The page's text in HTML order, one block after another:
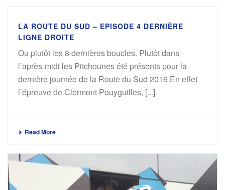
LA ROUTE DU SUD – EPISODE 4 DERNIÈRE
LIGNE DROITE
Ou plutôt les 8 dernières boucles. Plutôt dans
l’après-midi les Pitchounes été présents pour la
dernière journée de la Route du Sud 2016 En effet
l’épreuve de Clermont Pouyguilles, [...]
Read More